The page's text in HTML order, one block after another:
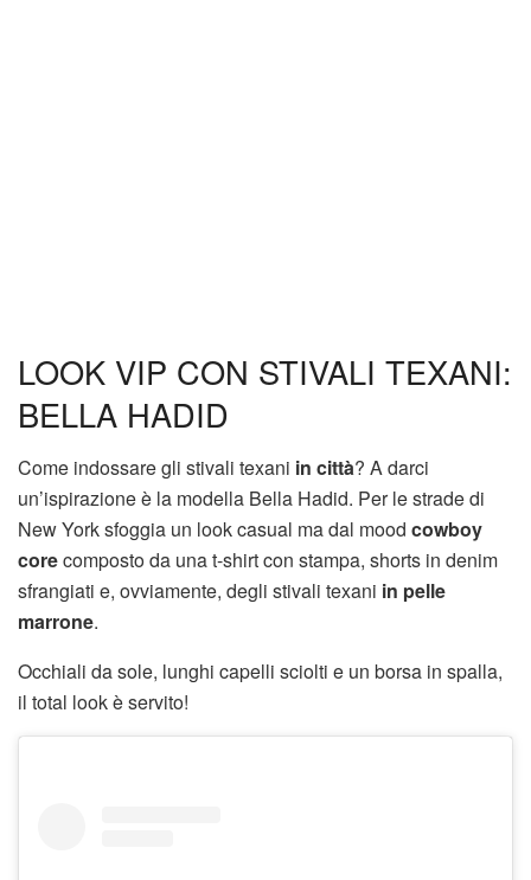
LOOK VIP CON STIVALI TEXANI:
BELLA HADID
Come indossare gli stivali texani in città? A darci
un’ispirazione è la modella Bella Hadid. Per le strade di
New York sfoggia un look casual ma dal mood cowboy
corecomposto da una t-shirt con stampa, shorts in denim
sfrangiati e, ovviamente, degli stivali texani in pelle
marrone.
Occhiali da sole, lunghi capelli sciolti e un borsa in spalla,
il total look è servito!